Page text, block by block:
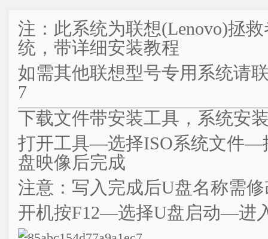
注：此系统为联想(Lenovo)拯
统，带详细安装教程
如需其他联想型号专用系统请
7
下载文件带安装工具，系统安
打开工具—选择ISO系统文件
盘映像后完成
注意：写入完成后U盘名称需修
开机按F12—选择U盘启动—进